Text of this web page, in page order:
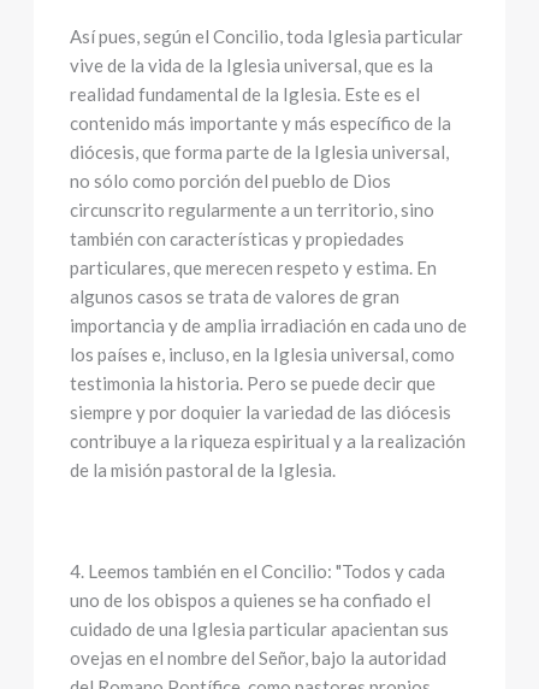
Así pues, según el Concilio, toda Iglesia particular
vive de la vida de la Iglesia universal, que es la
realidad fundamental de la Iglesia. Este es el
contenido más importante y más específico de la
diócesis, que forma parte de la Iglesia universal,
no sólo como porción del pueblo de Dios
circunscrito regularmente a un territorio, sino
también con características y propiedades
particulares, que merecen respeto y estima. En
algunos casos se trata de valores de gran
importancia y de amplia irradiación en cada uno de
los países e, incluso, en la Iglesia universal, como
testimonia la historia. Pero se puede decir que
siempre y por doquier la variedad de las diócesis
contribuye a la riqueza espiritual y a la realización
de la misión pastoral de la Iglesia.
4. Leemos también en el Concilio: "Todos y cada
uno de los obispos a quienes se ha confiado el
cuidado de una Iglesia particular apacientan sus
ovejas en el nombre del Señor, bajo la autoridad